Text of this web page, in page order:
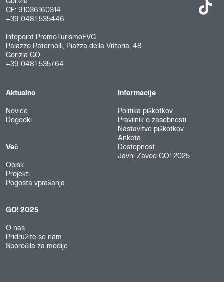
CF: 91036160314
+39 0481 535446
Infopoint PromoTurismoFVG
Palazzo Paternolli, Piazza della Vittoria, 48
Gorizia GO
+39 0481 535764
Aktualno
Novice
Dogodki
Več
Obisk
Projekti
Pogosta vprašanja
GO! 2025
O nas
Pridružite se nam
Sporočila za medije
Informacije
Politika piškotkov
Pravilnik o zasebnosti
Nastavitve piškotkov
Anketa
Dostopnost
Javni Zavod GO! 2025